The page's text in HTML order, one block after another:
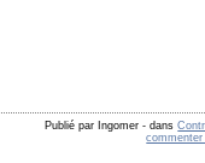
Publié par Ingomer - dans